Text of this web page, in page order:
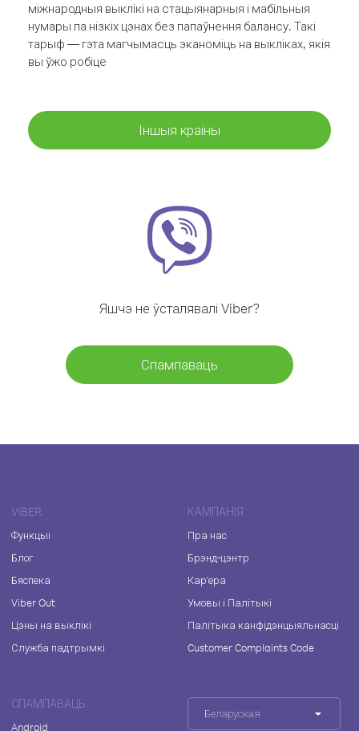
міжнародныя выклікі на стацыянарныя і мабільныя
нумары па нізкіх цэнах без папаўнення балансу. Такі
тарыф — гэта магчымасць эканоміць на выкліках, якія
вы ўжо робіце
Іншыя краіны
Яшчэ не ўсталявалі Viber?
Спампаваць
VIBER
Функцыі
Блог
Бяспека
Viber Out
Цэны на выклікі
Служба падтрымкі
КАМПАНІЯ
Пра нас
Брэнд-цэнтр
Кар'ера
Умовы і Палітыкі
Палітыка канфідэнцыяльнасці
Customer Complaints Code
СПАМПАВАЦЬ
Android
Беларуская